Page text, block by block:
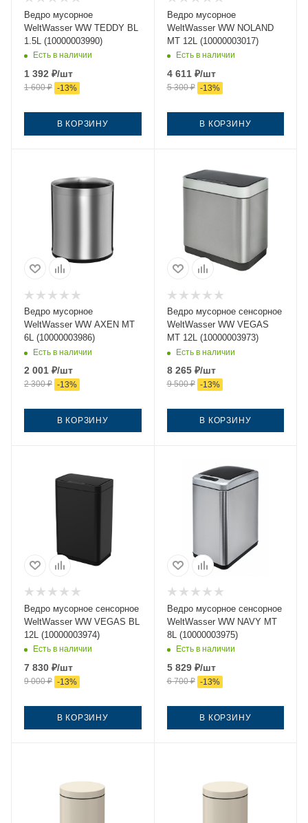
Ведро мусорное
WeltWasser WW TEDDY BL
1.5L (10000003990)
Есть в наличии
1 392 ₽/шт
1 600₽ -13%
В КОРЗИНУ
Ведро мусорное
WeltWasser WW NOLAND
MT 12L (10000003017)
Есть в наличии
4 611₽/шт
5 300₽ -13%
В КОРЗИНУ
Ведро мусорное
WeltWasser WW AXEN MT
6L (10000003986)
Есть в наличии
2 001 ₽/шт
2 300₽ -13%
В КОРЗИНУ
Ведро мусорное сенсорное
WeltWasser WW VEGAS
MT 12L (10000003973)
Есть в наличии
8 265₽/шт
9 500₽ -13%
В КОРЗИНУ
Ведро мусорное сенсорное
WeltWasser WW VEGAS BL
12L (10000003974)
Есть в наличии
7 830 ₽/шт
9 000₽ -13%
В КОРЗИНУ
Ведро мусорное сенсорное
WeltWasser WW NAVY MT
8L (10000003975)
Есть в наличии
5 829₽/шт
6 700₽ -13%
В КОРЗИНУ